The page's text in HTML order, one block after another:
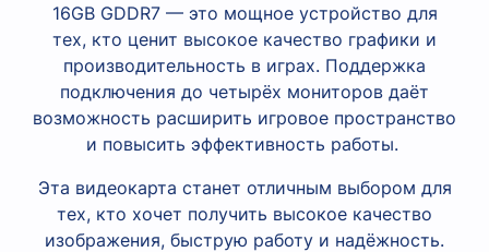
16GB GDDR7 — это мощное устройство для
тех, кто ценит высокое качество графики и
производительность в играх. Поддержка
подключения до четырёх мониторов даёт
возможность расширить игровое пространство
и повысить эффективность работы.
Эта видеокарта станет отличным выбором для
тех, кто хочет получить высокое качество
изображения, быструю работу и надёжность.